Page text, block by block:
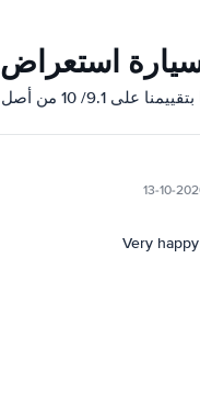
سيارة استعراض
على 9.1/ 10 من أصل 12840
13-10-
Very